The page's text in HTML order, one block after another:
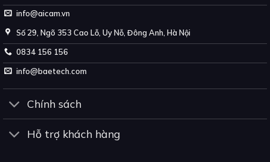
info@aicam.vn
Số 29, Ngõ 353 Cao Lỗ, Uy Nỗ, Đông Anh, Hà Nội
0834 156 156
info@baetech.com
Chính sách
Hỗ trợ khách hàng